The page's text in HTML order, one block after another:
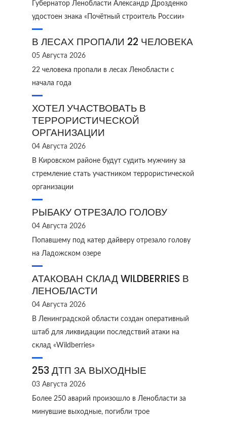
Губернатор Ленобласти Александр Дрозденко
удостоен знака «Почётный строитель России»
В ЛЕСАХ ПРОПАЛИ 22 ЧЕЛОВЕКА
05 Августа 2026
22 человека пропали в лесах Ленобласти с
начала года
ХОТЕЛ УЧАСТВОВАТЬ В
ТЕРРОРИСТИЧЕСКОЙ
ОРГАНИЗАЦИИ
04 Августа 2026
В Кировском районе будут судить мужчину за
стремление стать участником террористической
организации
РЫБАКУ ОТРЕЗАЛО ГОЛОВУ
04 Августа 2026
Попавшему под катер дайверу отрезало голову
на Ладожском озере
АТАКОВАН СКЛАД WILDBERRIES В
ЛЕНОБЛАСТИ
04 Августа 2026
В Ленинградской области создан оперативный
штаб для ликвидации последствий атаки на
склад «Wildberries»
253 ДТП ЗА ВЫХОДНЫЕ
03 Августа 2026
Более 250 аварий произошло в Ленобласти за
минувшие выходные, погибли трое